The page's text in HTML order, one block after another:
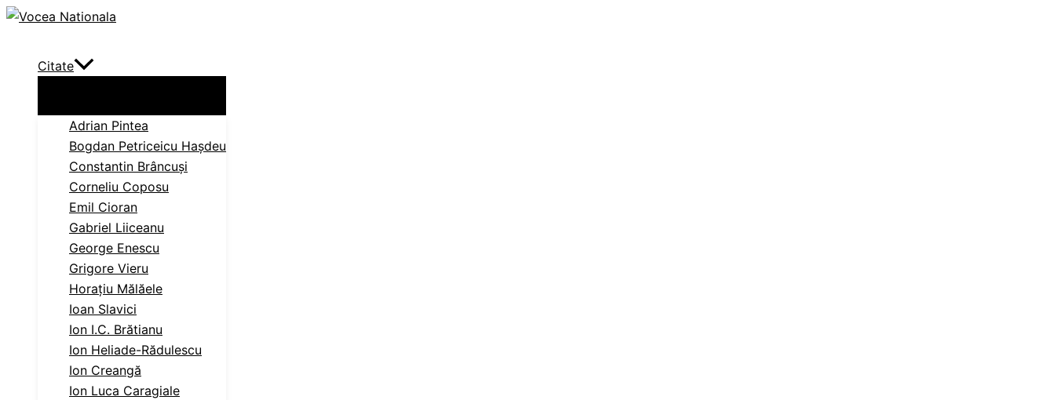
Skip
Citate
Adrian Pintea
Bogdan Petriceicu Haşdeu
Constantin Brâncuși
Corneliu Coposu
Emil Cioran
Gabriel Liiceanu
George Enescu
Grigore Vieru
Horațiu Mălăele
Ioan Slavici
Ion I.C. Brătianu
Ion Heliade-Rădulescu
Ion Creangă
Ion Luca Caragiale